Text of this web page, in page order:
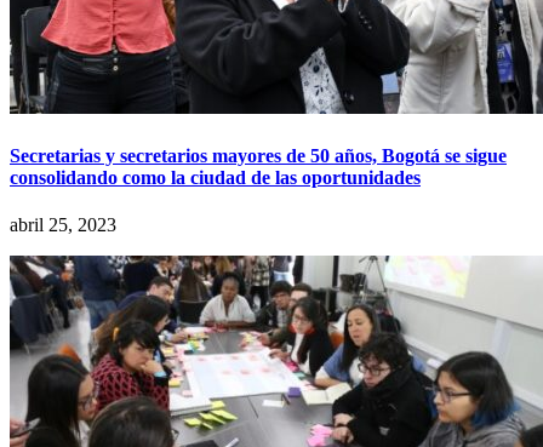
Secretarias y secretarios mayores de 50 años, Bogotá se sigue
consolidando como la ciudad de las oportunidades
abril 25, 2023